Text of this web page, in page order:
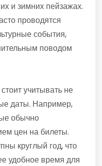
и зимних пейзажах.
проводятся
события,
поводом
учитывать не
даты. Например,
обычно
цен на билеты.
круглый год, что
удобное время для